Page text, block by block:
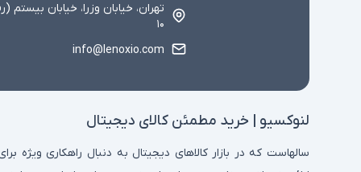
تهران، خیابان وزرا، خیابان بیستم
۱۰
info@lenoxio.com
لنوکسیو | خرید مطمئن کالای دیجیتال
سالهاست که در بازار کالاهای دیجیتال به دنبال راهکاری ویژه